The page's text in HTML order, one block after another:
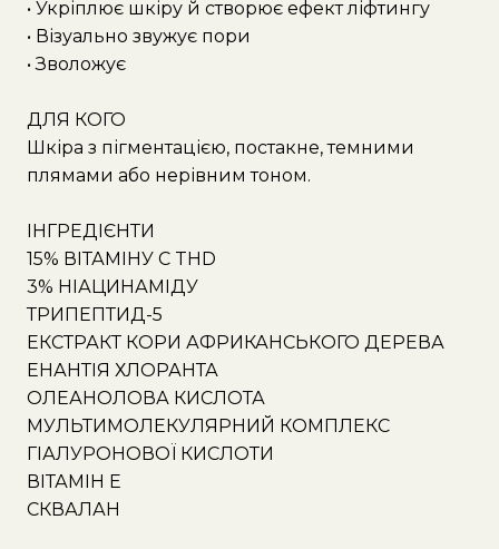
• Укріплює шкіру й створює ефект ліфтингу
• Візуально звужує пори
• Зволожує
ДЛЯ КОГО
Шкіра з пігментацією, постакне, темними
плямами або нерівним тоном.
ІНГРЕДІЄНТИ
15% ВІТАМІНУ C THD
3% НІАЦИНАМІДУ
ТРИПЕПТИД-5
ЕКСТРАКТ КОРИ АФРИКАНСЬКОГО ДЕРЕВА
ЕНАНТІЯ ХЛОРАНТА
ОЛЕАНОЛОВА КИСЛОТА
МУЛЬТИМОЛЕКУЛЯРНИЙ КОМПЛЕКС
ГІАЛУРОНОВОЇ КИСЛОТИ
ВІТАМІН E
СКВАЛАН